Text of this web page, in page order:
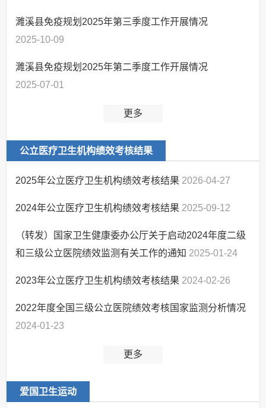
濉溪县免疫规划2025年第三季度工作开展情况
2025-10-09
濉溪县免疫规划2025年第二季度工作开展情况
2025-07-01
更多
公立医疗卫生机构绩效考核结果
2025年公立医疗卫生机构绩效考核结果 2026-04-27
2024年公立医疗卫生机构绩效考核结果 2025-09-12
（转发）国家卫生健康委办公厅关于启动2024年度二级
和三级公立医院绩效监测有关工作的通知 2025-01-24
2023年公立医疗卫生机构绩效考核结果 2024-02-26
2022年度全国三级公立医院绩效考核国家监测分析情况
2024-01-23
更多
爱国卫生运动